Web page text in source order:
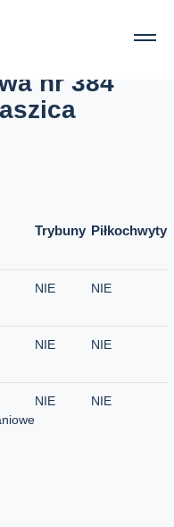
Staszica
nr 384
Trybuny Piłkochwyty
NIE NIE
NIE NIE
NIE NIE